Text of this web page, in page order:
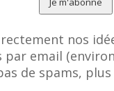
!
noirs, gros nez
nos
par email
de spams, plus